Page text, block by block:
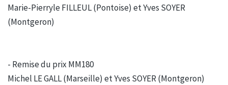
Marie-Pierryle FILLEUL (Pontoise) et Yves SOYER
(Montgeron)
- Remise du prix MM180
Michel LE GALL (Marseille) et Yves SOYER (Montgeron)